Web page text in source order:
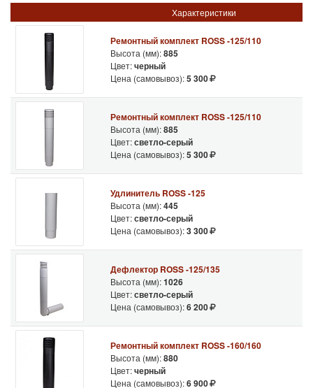
Характеристики
Ремонтный комплект ROSS -125/110
Высота (мм):885
Цвет:черный
Цена (самовывоз):5 300
Ремонтный комплект ROSS -125/110
Высота (мм):885
Цвет:светло-серый
Цена (самовывоз):5 300
Удлинитель ROSS -125
Высота (мм):445
Цвет:светло-серый
Цена (самовывоз):3 300
Дефлектор ROSS -125/135
Высота (мм):1026
Цвет:светло-серый
Цена (самовывоз):6 200
Ремонтный комплект ROSS -160/160
Высота (мм):880
Цвет:черный
Цена (самовывоз):6 900